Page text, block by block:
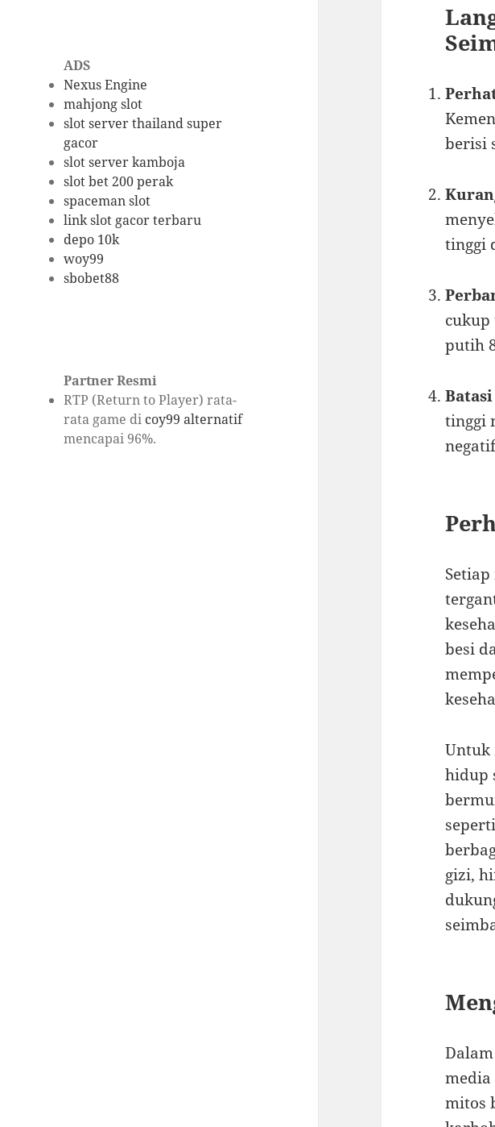
ADS
Nexus Engine
mahjong slot
slot server thailand super
gacor
slot server kamboja
slot bet 200 perak
spaceman slot
link slot gacor terbaru
depo 10k
woy99
sbobet88
Partner Resmi
RTP (Return to Player) rata-
rata game di coy99 alternatif
mencapai 96%.
berisi
tinggi
putih
tinggi
besi
Untuk
hidup
seperti
gizi,
mitos